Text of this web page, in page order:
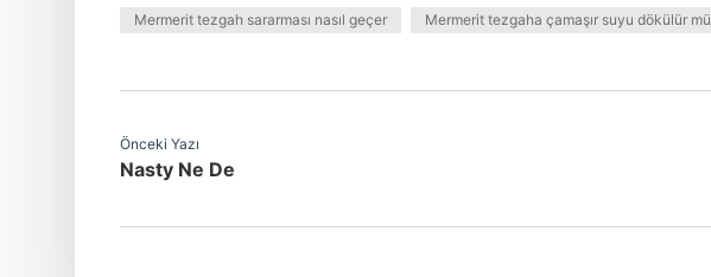
Mermerit tezgah sararması nasıl geçer Mermerit tezgaha çamaşır suyu dökülür mü
Önceki Yazı
Nasty Ne De